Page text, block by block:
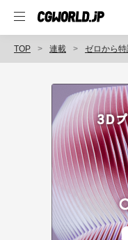
TOP 連載 ゼロから